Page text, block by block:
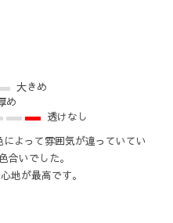
大きめ
め
透けなし
よって雰囲気が違っていてい
合いでした。
地が最高です。